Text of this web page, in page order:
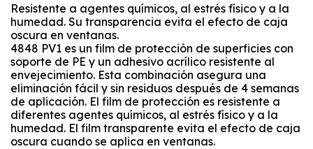
Resistente a agentes químicos, al estrés físico y a la
humedad. Su transparencia evita el efecto de caja
oscura en ventanas.
4848 PV1 es un film de protección de superficies con
soporte de PE y un adhesivo acrílico resistente al
envejecimiento. Esta combinación asegura una
eliminación fácil y sin residuos después de 4 semanas
de aplicación. El film de protección es resistente a
diferentes agentes químicos, al estrés físico y a la
humedad. El film transparente evita el efecto de caja
oscura cuando se aplica en ventanas.